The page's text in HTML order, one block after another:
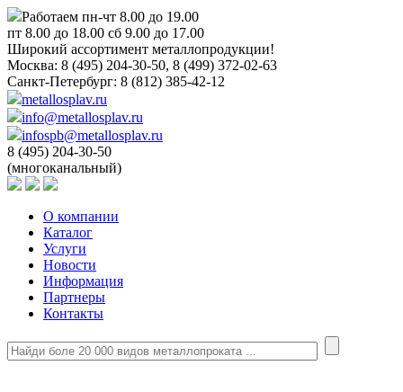
Работаем пн-чт 8.00 до 19.00
пт 8.00 до 18.00 сб 9.00 до 17.00
Широкий ассортимент металлопродукции!
Москва: 8 (495) 204-30-50, 8 (499) 372-02-63
Санкт-Петербург: 8 (812) 385-42-12
metallosplav.ru
info@metallosplav.ru
infospb@metallosplav.ru
8 (495) 204-30-50
(многоканальный)
О компании
Каталог
Услуги
Новости
Информация
Партнеры
Контакты